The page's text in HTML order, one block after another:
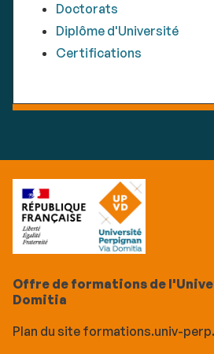
Doctorats
Diplôme d'Université
Certifications
Offre de formations de
Domitia
Plan du site formations.univ-